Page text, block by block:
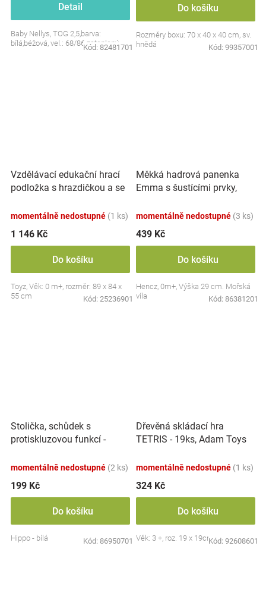
Detail
Baby Nellys, TOG 2,5,barva:
bílá,béžová, vel.: 68/86 zateplený
Kód: 82481701
Do košíku
Rozměry boxu: 70 x 40 x 40 cm, sv.
hnědá
Kód: 99357001
Vzdělávací edukační hrací
podložka s hrazdičkou a se
momentálně nedostupné (1 ks)
1 146 Kč
Do košíku
Toyz, Věk: 0 m+, rozměr: 89 x 84 x
55 cm
Kód: 25236901
Měkká hadrová panenka
Emma s šustícími prvky,
momentálně nedostupné (3 ks)
439 Kč
Do košíku
Hencz, 0m+, Výška 29 cm. Mořská
víla
Kód: 86381201
Stolička, schůdek s
protiskluzovou funkcí -
momentálně nedostupné (2 ks)
199 Kč
Do košíku
Hippo - bílá Kód: 86950701
Dřevěná skládací hra
TETRIS - 19ks, Adam Toys
momentálně nedostupné (1 ks)
324 Kč
Do košíku
Věk: 3 +, roz. 19 x 19cmKód: 92608601